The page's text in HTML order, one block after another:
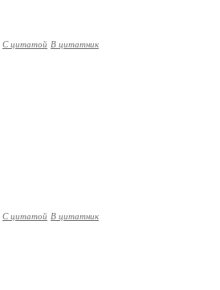
С цитатой В цитатник
С цитатой В цитатник